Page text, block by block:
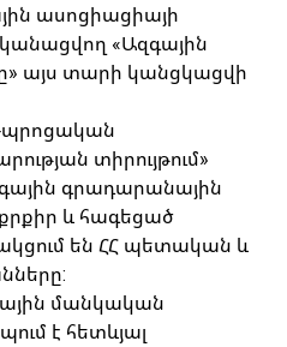
ասոցիացիայի
«Ազգային
այս տարի կանցկացվի
տիրույթում»
գրադարանային
և հագեցած
են ՀՀ պետական և
մանկական
է հետևյալ